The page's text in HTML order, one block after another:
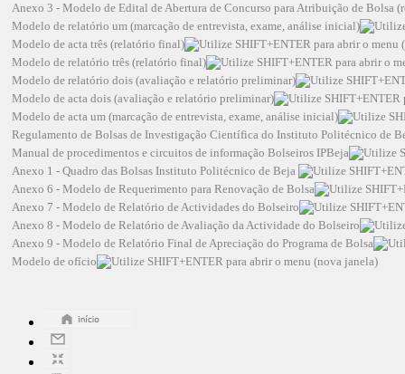
Anexo 3 - Modelo de Edital de Abertura de Concurso para Atribuição de Bolsa
Modelo de relatório um (marcação de entrevista, exame, análise inicial)
Modelo de acta três (relatório final)
Modelo de relatório três (relatório final)
Modelo de relatório dois (avaliação e relatório preliminar)
Modelo de acta dois (avaliação e relatório preliminar)
Modelo de acta um (marcação de entrevista, exame, análise inicial)
Regulamento de Bolsas de Investigação Científica do Instituto Politécnico de
Manual de procedimentos e circuitos de informação Bolseiros IPBeja
Anexo 1 - Quadro das Bolsas Instituto Politécnico de Beja
Anexo 6 - Modelo de Requerimento para Renovação de Bolsa
Anexo 7 - Modelo de Relatório de Actividades do Bolseiro
Anexo 8 - Modelo de Relatório de Avaliação da Actividade do Bolseiro
Anexo 9 - Modelo de Relatório Final de Apreciação do Programa de Bolsa
Modelo de ofício